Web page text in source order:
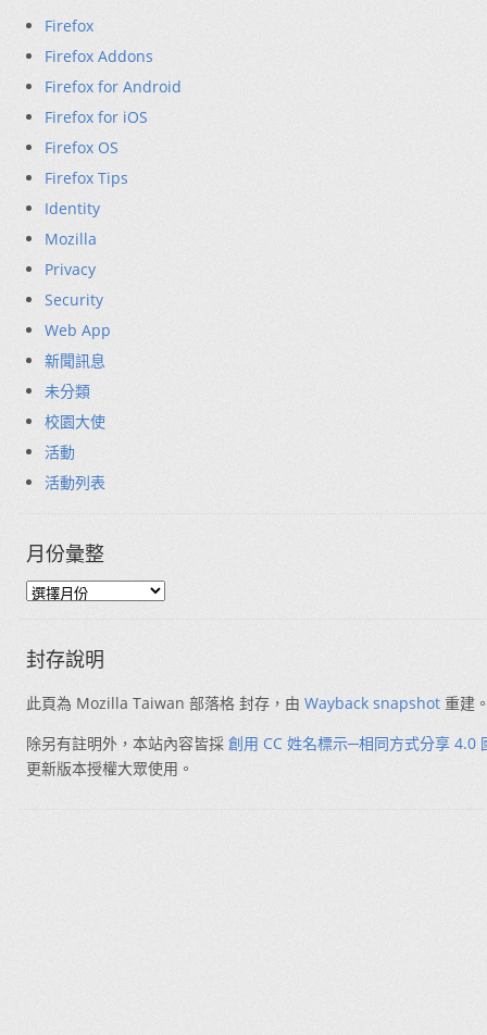
Firefox
Firefox Addons
Firefox for Android
Firefox for iOS
Firefox OS
Firefox Tips
Identity
Mozilla
Privacy
Security
Web App
新聞訊息
未分類
校園大使
活動
活動列表
月份彙整
封存說明
此頁為 Mozilla Taiwan 部落格 封存，由 Wayback snapshot 重建
除另有註明外，本站內容皆採 創用 CC 姓名標示─相同方式分享 4.0
更新版本授權大眾使用。